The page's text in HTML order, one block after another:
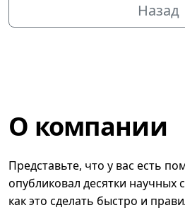
Назад
О компании
Представьте, что у вас есть
опубликовал десятки научных
как это сделать быстро и